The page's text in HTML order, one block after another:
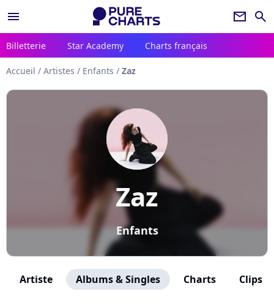
menu newsletter search
Billetterie Star Academy Charts français
Accueil / Artistes / Enfants / Zaz
Zaz
Enfants
Artiste Albums & Singles Charts Clips